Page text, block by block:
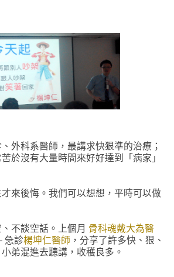
外科系醫師，最講求快狠準的治療；
於沒有大量時間來好好達到「病家」
來後悔。我們可以想想，平時可以做
不談空話。上個月 骨科魂戴大為醫
急診楊坤仁醫師 ，分享了許多快、狠、
弟混進去聽講，收穫良多。